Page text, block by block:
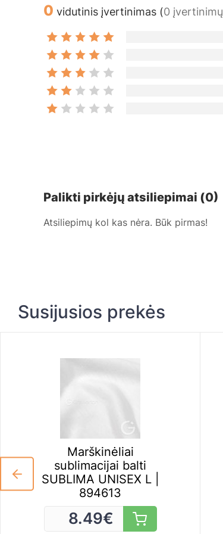
0 vidutinis įvertinimas (0 įvertinimų
Palikti pirkėjų atsiliepimai (0)
Atsiliepimų kol kas nėra. Būk pirmas!
Susijusios prekės
Marškinėliai
sublimacijai balti
SUBLIMA UNISEX L |
894613
8.49€